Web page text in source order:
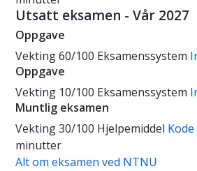
Utsatt eksamen - Vår 2027
Oppgave
Vekting60/100 Eksamenssystem
Oppgave
Vekting 10/100 Eksamenssystem
Muntlig eksamen
Vekting30/100 Hjelpemiddel Kode
minutter
Alt om eksamen ved NTNU